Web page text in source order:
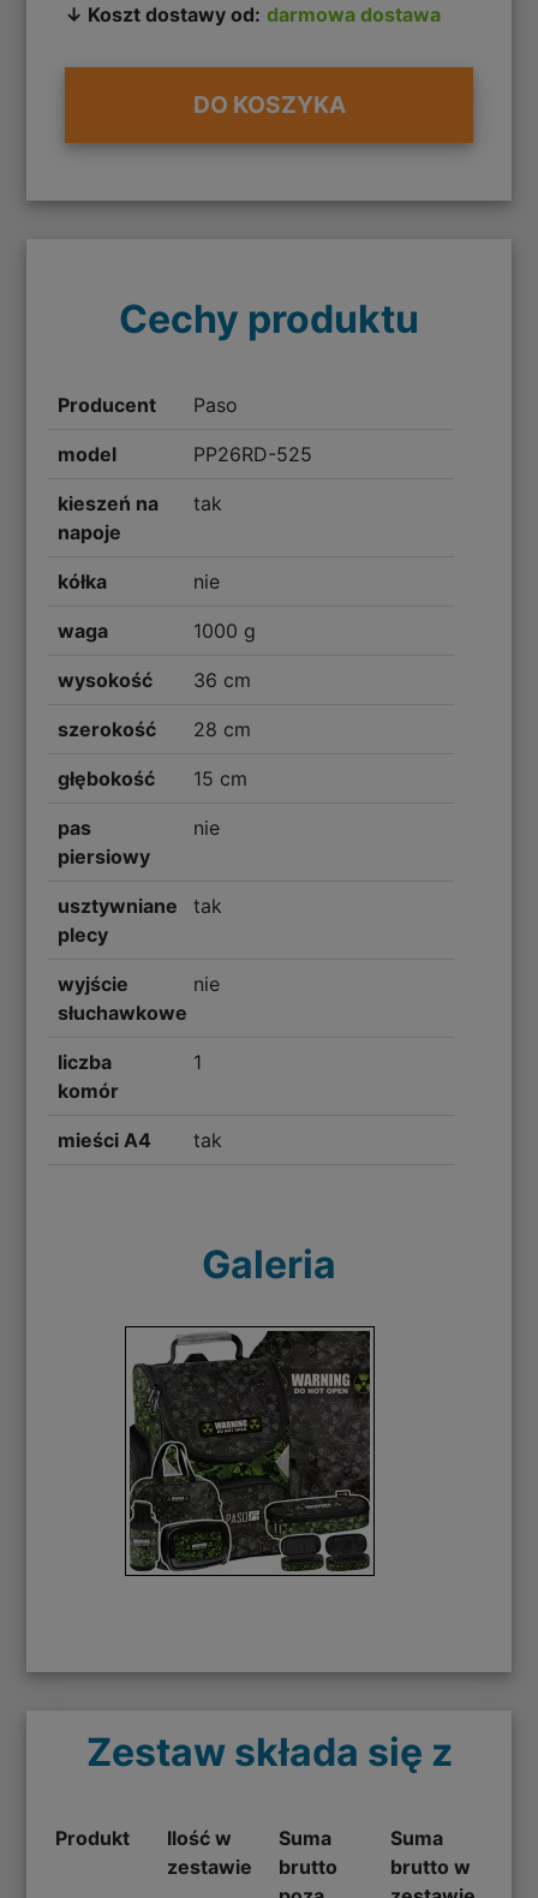
↓ Koszt dostawy od: darmowa dostawa
DO KOSZYKA
Cechy produktu
Producent Paso
model PP26RD-525
kieszeń na
napoje
tak
kółka nie
waga 1000 g
wysokość 36 cm
szerokość 28 cm
głębokość 15 cm
pas
piersiowy
nie
usztywniane
plecy
tak
wyjście
słuchawkowe
nie
liczba
komór
1
mieści A4 tak
Galeria
Zestaw składa się z
Produkt
Ilość w
zestawie
Suma
brutto
Suma
brutto w